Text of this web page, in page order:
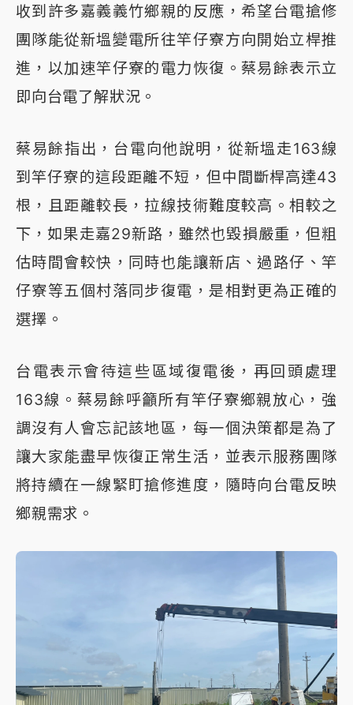
收到許多嘉義義竹鄉親的反應，希望台電搶修
團隊能從新塭變電所往竿仔寮方向開始立桿推
進，以加速竿仔寮的電力恢復。蔡易餘表示立
即向台電了解狀況。
蔡易餘指出，台電向他說明，從新塭走163線
到竿仔寮的這段距離不短，但中間斷桿高達43
根，且距離較長，拉線技術難度較高。相較之
下，如果走嘉29新路，雖然也毀損嚴重，但粗
估時間會較快，同時也能讓新店、過路仔、竿
仔寮等五個村落同步復電，是相對更為正確的
選擇。
台電表示會待這些區域復電後，再回頭處理
163線。蔡易餘呼籲所有竿仔寮鄉親放心，強
調沒有人會忘記該地區，每一個決策都是為了
讓大家能盡早恢復正常生活，並表示服務團隊
將持續在一線緊盯搶修進度，隨時向台電反映
鄉親需求。